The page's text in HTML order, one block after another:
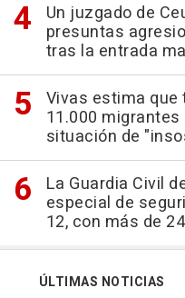
Un juzgado de
presuntas
tras la entrada
Vivas estima que
11.000
situación de
La Guardia Civil
especial de
12, con más de
ÚLTIMAS NOTICIAS